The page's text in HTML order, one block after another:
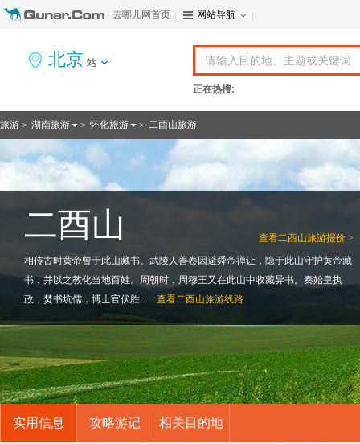
去哪儿网首页 网站导航
北京 站
正在热搜:
旅游 > 湖南旅游 > 怀化旅游 > 二酉山旅游
查看二酉山旅游报价 >
二酉山
相传古时黄帝曾于此山藏书。武陵人善卷因避舜帝禅让，隐于此山守护黄帝藏
书，并以之教化当地百姓。周朝时，周穆王又在此山中收藏异书。秦始皇执
政，焚书坑儒，博士官伏胜...
查看二酉山旅游线路
实用信息 攻略游记 相关目的地